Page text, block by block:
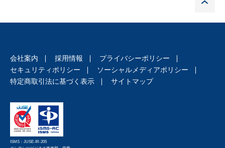
会社案内 採用情報
プライバシーポリシー
セキュリティポリシー
ソーシャルメディアポリシー
特定商取引法に基づく表示
サイトマップ
ISMS：JUSE-IR-205